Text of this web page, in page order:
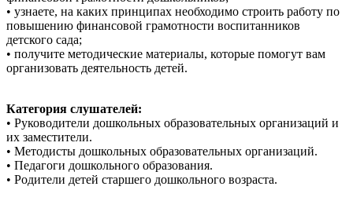
• узнаете, на каких принципах необходимо строить работу по
повышению финансовой грамотности воспитанников
детского сада;
• получите методические материалы, которые помогут вам
организовать деятельность детей.
Категория слушателей:
• Руководители дошкольных образовательных организаций и
их заместители.
• Методисты дошкольных образовательных организаций.
• Педагоги дошкольного образования.
• Родители детей старшего дошкольного возраста.